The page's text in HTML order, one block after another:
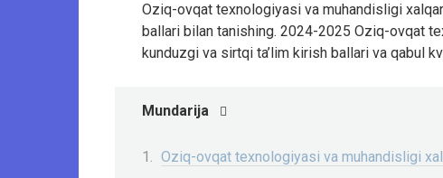
Oziq-ovqat texnologiyasi va muhandisligi
ballari bilan tanishing. 2024-2025 Oziq-ovqat
kunduzgi va sirtqi ta’lim kirish ballari va qabul
Mundarija
Oziq-ovqat texnologiyasi va muhandisligi